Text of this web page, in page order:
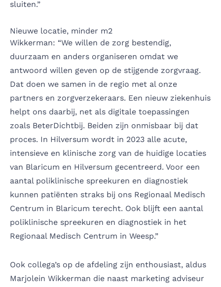
sluiten.”
Nieuwe locatie, minder m2
Wikkerman: “We willen de zorg bestendig,
duurzaam en anders organiseren omdat we
antwoord willen geven op de stijgende zorgvraag.
Dat doen we samen in de regio met al onze
partners en zorgverzekeraars. Een nieuw ziekenhuis
helpt ons daarbij, net als digitale toepassingen
zoals BeterDichtbij. Beiden zijn onmisbaar bij dat
proces. In Hilversum wordt in 2023 alle acute,
intensieve en klinische zorg van de huidige locaties
van Blaricum en Hilversum gecentreerd. Voor een
aantal poliklinische spreekuren en diagnostiek
kunnen patiënten straks bij ons Regionaal Medisch
Centrum in Blaricum terecht. Ook blijft een aantal
poliklinische spreekuren en diagnostiek in het
Regionaal Medisch Centrum in Weesp.”
Ook collega’s op de afdeling zijn enthousiast, aldus
Marjolein Wikkerman die naast marketing adviseur